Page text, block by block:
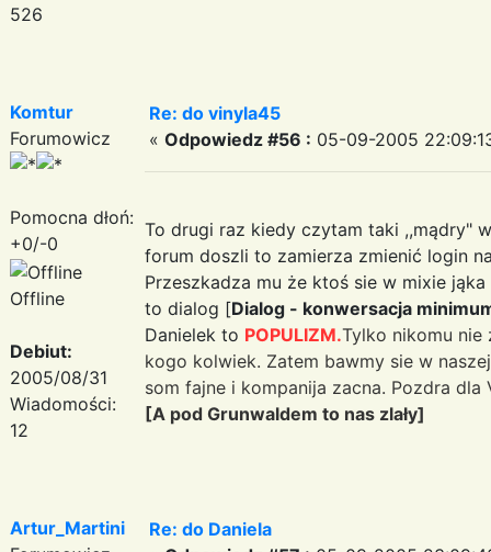
526
Komtur
Forumowicz
Pomocna dłoń:
+0/-0
Offline
Debiut:
2005/08/31
Wiadomości:
12
Re: do vinyla45
« Odpowiedz #56 : 05-09-2005
To drugi raz kiedy czytam taki ,,mądry"
forum doszli to zamierza zmienić login
Przeszkadza mu że ktoś sie w mixie
to dialog [Dialog - konwersacja
Danielek to POPULIZM.Tylko nikomu nie
kogo kolwiek. Zatem bawmy sie w
som fajne i kompanija zacna. Pozdra
[A pod Grunwaldem to nas zlały]
Artur_Martini
Re: do Daniela